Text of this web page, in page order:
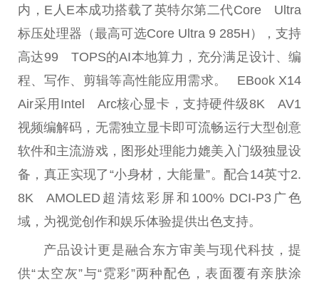
内，E人E本成功搭载了英特尔第二代Core Ultra
标压处理器（最高可选Core Ultra 9 285H），支持
高达99 TOPS的AI本地算力，充分满足设计、编
程、写作、剪辑等高性能应用需求。 EBook X14
Air采用Intel Arc核心显卡，支持硬件级8K AV1
视频编解码，无需独立显卡即可流畅运行大型创意
软件和主流游戏，图形处理能力媲美入门级独显设
备，真正实现了“小身材，大能量”。配合14英寸2.
8K AMOLED超清炫彩屏和100% DCI-P3广色
域，为视觉创作和娱乐体验提供出色支持。
产品设计更是融合东方审美与现代科技，提
供“太空灰”与“霓彩”两种配色，表面覆有亲肤涂